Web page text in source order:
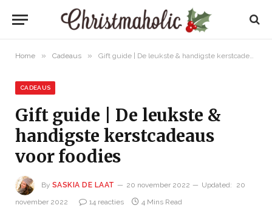
Home » Cadeaus » Gift guide | De leukste & handigste kerstcadeaus voor foodies
CADEAUS
Gift guide | De leukste &
handigste kerstcadeaus
voor foodies
By SASKIA DE LAAT 20 november 2022 Updated:
20
november 2022
14 reacties 4 Mins Read